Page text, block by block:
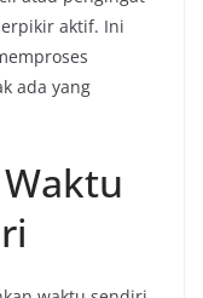
aktif. Ini
ada yang